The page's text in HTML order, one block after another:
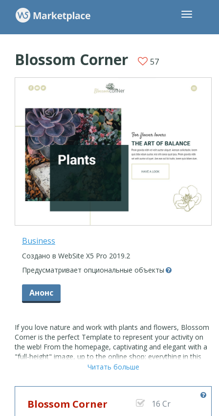
Blossom Corner 57
Business
Создано в WebSite X5 Pro 2019.2
Предусматривает опциональные объекты
Анонс
If you love nature and work with plants and flowers, Blossom
Corner is the perfect Template to represent your activity on
the web! From the homepage, captivating and elegant with a
"full-height" image, up to the online shop: everything in this
Template is designed to show the products at their best,
images of your plants or flowers and all the useful
information, your potential customers will be able to choose
their product in a few click and order them in complete
Читать больше
Blossom Corner 16 Cr